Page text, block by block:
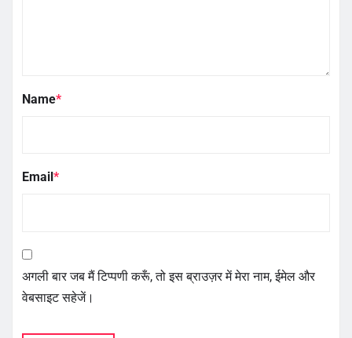
Name*
Email *
अगली बार जब मैं टिप्पणी करूँ, तो इस ब्राउज़र में मेरा नाम, ईमेल और
वेबसाइट सहेजें।